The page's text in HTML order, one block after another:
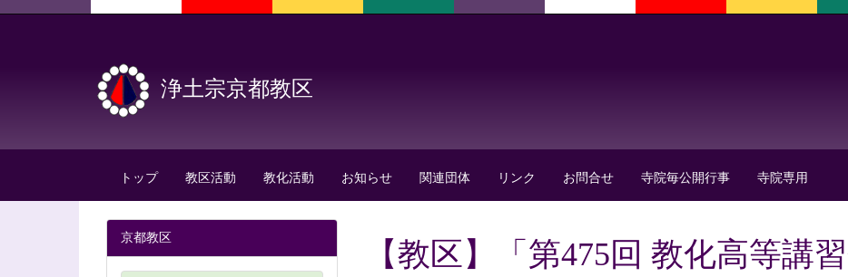
浄土宗京都教区
トップ 教区活動 教化活動 お知らせ 関連団体 リンク お問合せ 寺院毎公開行事 寺院専用
【教区】「第475回 教化高等講
京都教区